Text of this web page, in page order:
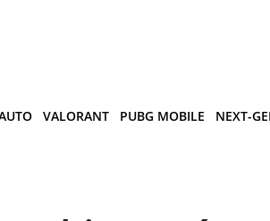
VALORANT PUBG MOBILE NEXT-